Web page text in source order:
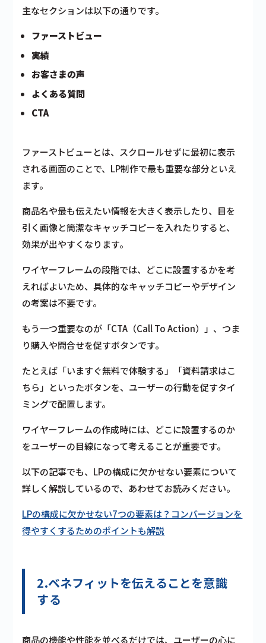
主なセクションは以下の通りです。
ファーストビュー
実績
お客さまの声
よくある質問
CTA
ファーストビューとは、スクロールせずに最初に表示
される画面のことで、LP制作で最も重要な部分といえ
ます。
商品名や最も伝えたい情報を大きく表示したり、目を
引く画像と簡潔なキャッチコピーを入れたりすると、
効果が出やすくなります。
ワイヤーフレームの段階では、どこに設置するかを考
えればよいため、具体的なキャッチコピーやデザイン
の考案は不要です。
もう一つ重要なのが「CTA（Call To Action）」、つま
り購入や問合せを促すボタンです。
たとえば「いますぐ無料で体験する」「資料請求はこ
ちら」といったボタンを、ユーザーの行動を促すタイ
ミングで配置します。
ワイヤーフレームの作成時には、どこに設置するのか
をユーザーの目線になって考えることが重要です。
以下の記事でも、LPの構成に欠かせない要素について
詳しく解説しているので、あわせてお読みください。
LPの構成に欠かせない7つの要素は？コンバージョンを
得やすくするためのポイントも解説
2.ベネフィットを伝えることを意識
する
商品の機能や性能を並べるだけでは、ユーザーの心に